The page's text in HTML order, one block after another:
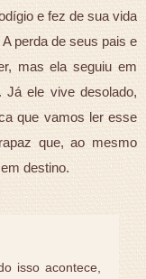
e fez de sua vida
perda de seus pais e
mas ela seguiu em
Já ele vive desolado,
que vamos ler esse
que, ao mesmo
destino.
isso acontece,